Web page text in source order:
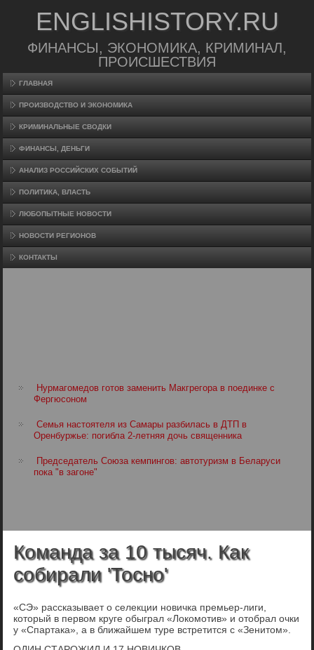
ENGLISHISTORY.RU
ФИНАНСЫ, ЭКОНОМИКА, КРИМИНАЛ,
ПРОИСШЕСТВИЯ
ГЛАВНАЯ
ПРОИЗВΟДСТВО И ЭКОНОМИКА
КРИМИНАЛЬНЫЕ СВОДКИ
ФИНАНСЫ, ДЕНЬГИ
АНАЛИЗ РОССИЙСКИХ СОБЫТИЙ
ПОЛИТИКА, ВЛАСТЬ
ЛЮБОПЫТНЫЕ НОВОСТИ
НОВОСТИ РЕГИОНОВ
КОНТАКТЫ
Нурмагомедов готов заменить Макгрегора в поединке с
Фергюсоном
Семья настоятеля из Самары разбилась в ДТП в
Оренбуржье: погибла 2-летняя дочь священника
Председатель Союза кемпингов: автотуризм в Беларуси
пока "в загоне"
Команда за 10 тысяч. Как
собирали 'Тосно'
«СЭ» рассказывает о селекции новичка премьер-лиги,
который в первом круге обыграл «Локомотив» и отобрал очки
у «Спартака», а в ближайшем туре встретится с «Зенитом».